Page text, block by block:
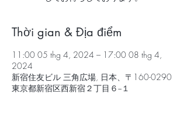
Thời gian & Địa điểm
11:00 05 thg 4, 2024 – 17:00 08 thg 4,
2024
新宿住友ビル 三⾓広場, 日本、〒160-0290
東京都新宿区西新宿２丁目６−１